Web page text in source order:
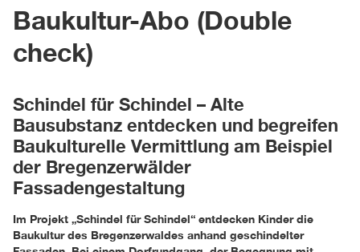
Baukultur-Abo (Double
check)
Schindel für Schindel – Alte
Bausubstanz entdecken und begreifen
Baukulturelle Vermittlung am Beispiel
der Bregenzerwälder
Fassadengestaltung
Im Projekt „Schindel für Schindel“ entdecken Kinder die
Baukultur des Bregenzerwaldes anhand geschindelter